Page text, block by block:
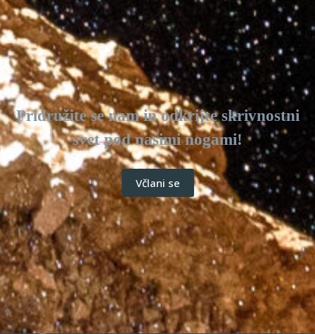
Pridružite se nam in odkrijte skrivnostni
svet pod našimi nogami!
Včlani se